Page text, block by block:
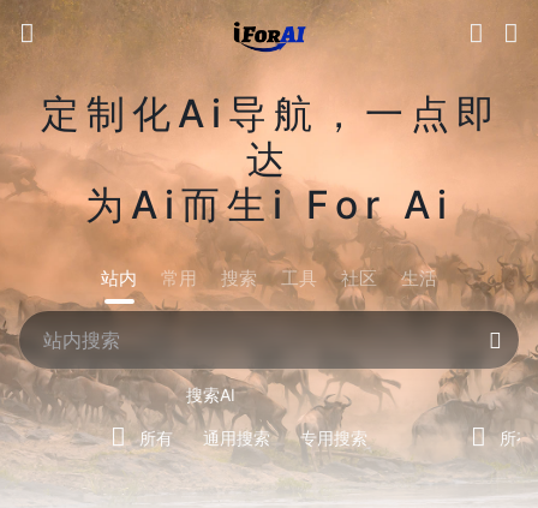
定制化Ai导航，一点即
达
为Ai而生i For Ai
站内 常用 搜索 工具 社区 生活
搜索AI
所有 通用搜索 专用搜索 所有